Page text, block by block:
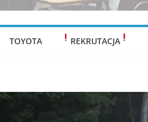
TOYOTA REKRUTACJA